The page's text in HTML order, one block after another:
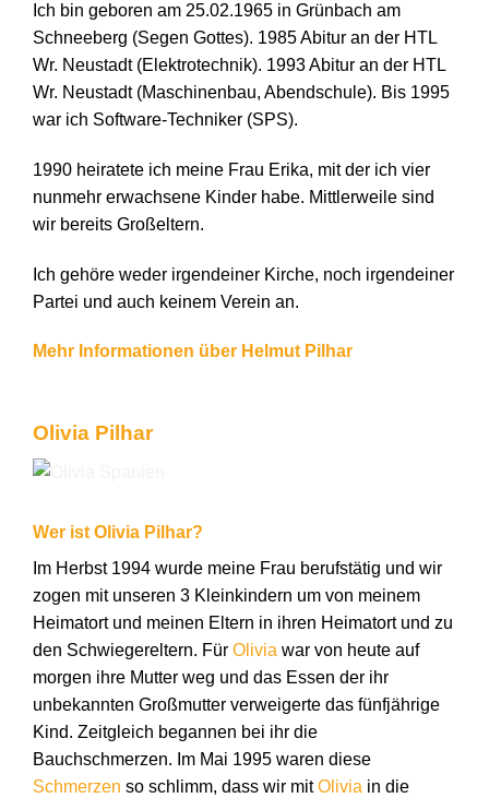
Ich bin geboren am 25.02.1965 in Grünbach am
Schneeberg (Segen Gottes). 1985 Abitur an der HTL
Wr. Neustadt (Elektrotechnik). 1993 Abitur an der HTL
Wr. Neustadt (Maschinenbau, Abendschule). Bis 1995
war ich Software-Techniker (SPS).
1990 heiratete ich meine Frau Erika, mit der ich vier
nunmehr erwachsene Kinder habe. Mittlerweile sind
wir bereits Großeltern.
Ich gehöre weder irgendeiner Kirche, noch irgendeiner
Partei und auch keinem Verein an.
Mehr Informationen über Helmut Pilhar
Olivia Pilhar
Wer ist Olivia Pilhar?
Im Herbst 1994 wurde meine Frau berufstätig und wir
zogen mit unseren 3 Kleinkindern um von meinem
Heimatort und meinen Eltern in ihren Heimatort und zu
den Schwiegereltern. Für Olivia war von heute auf
morgen ihre Mutter weg und das Essen der ihr
unbekannten Großmutter verweigerte das fünfjährige
Kind. Zeitgleich begannen bei ihr die
Bauchschmerzen. Im Mai 1995 waren diese
Schmerzen so schlimm, dass wir mitOlivia in die